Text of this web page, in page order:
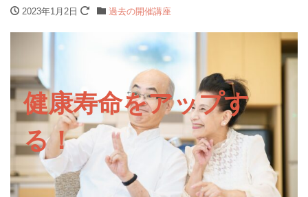
2023年1月2日 過去の開催講座
健康寿命をアップす
る！